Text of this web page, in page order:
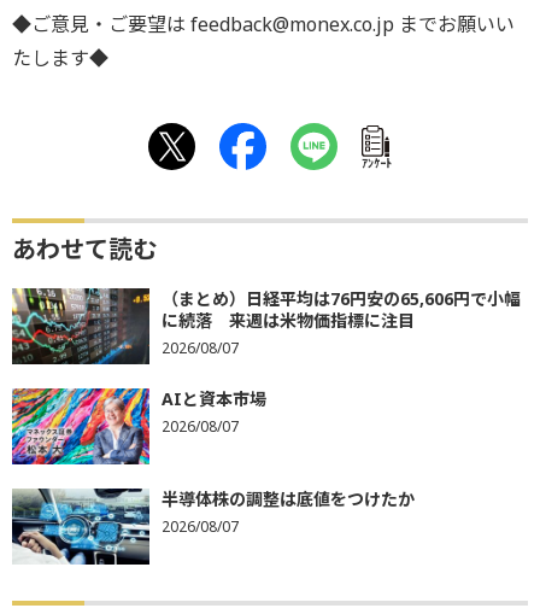
◆ご意見・ご要望は feedback@monex.co.jp までお願いい
たします◆
ｱﾝｹｰﾄ
あわせて読む
（まとめ）日経平均は76円安の65,606円で小幅
に続落 来週は米物価指標に注目
2026/08/07
AIと資本市場
2026/08/07
半導体株の調整は底値をつけたか
2026/08/07